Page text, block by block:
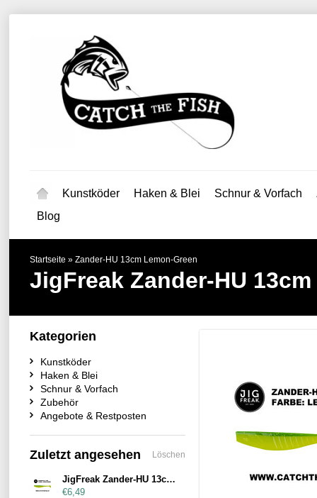
Kunstköder Haken & Blei Schnur & Vorfach
Blog
Startseite » Zander-HU 13cm Lemon-Green
JigFreak Zander-HU
Kategorien
Kunstköder
Haken & Blei
Schnur & Vorfach
Zubehör
Angebote & Restposten
Zuletzt angesehen Löschen
JigFreak Zander-HU 13cm Lemon-Green
€6,49